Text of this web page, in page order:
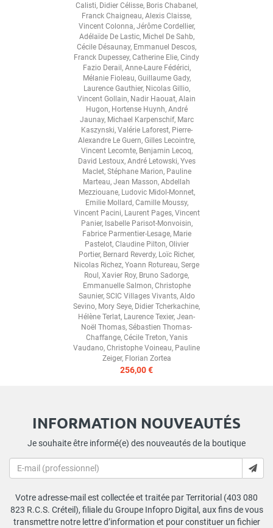
Calisti, Didier Célisse, Boris Chabanel,
Franck Chaigneau, Alexis Claisse,
Vincent Colonna, Jérôme Cordellier,
Adélaïde De Lastic, Michel De Sahb,
Cécile Désaunay, Emmanuel Descos,
Franck Dupessey, Catherine Elie, Cindy
Fazio Derail, Anne-Laure Fédérici,
Mélanie Fioleau, Guillaume Gady,
Laurence Gauthier, Nicolas Gillio,
Vincent Gollain, Nadir Haouat, Alain
Hugon, Hortense Huynh, André
Jaunay, Michael Karpenschif, Marc
Kaszynski, Valérie Laforest, Pierre-
Alexandre Le Guern, Gilles Lecointre,
Vincent Lecomte, Benjamin Lecoq,
David Lestoux, André Letowski, Yves
Maclet, Stéphane Marion, Pauline
Marteau, Jean Masson, Abdellah
Mezziouane, Ludovic Midol-Monnet,
Emilie Mollard, Camille Moussy,
Vincent Pacini, Laurent Pages, Vincent
Panier, Isabelle Parisot-Monvoisin,
Fabrice Parmentier-Lesage, Marie
Pastelot, Claudine Pilton, Olivier
Portier, Bernard Reverdy, Loïc Richer,
Nicolas Richez, Yoann Rotureau, Serge
Roul, Xavier Roy, Bruno Sadorge,
Emmanuelle Salmon, Christophe
Saunier, SCIC Villages Vivants, Aldo
Sevino, Mory Seye, Didier Tcherkachine,
Hélène Terlat, Laurence Texier, Jean-
Noël Thomas, Sébastien Thomas-
Chaffange, Cécile Treton, Yanis
Vaudano, Christophe Voineau, Pauline
Zeiger, Florian Zortea
256,00 €
INFORMATION NOUVEAUTÉS
Je souhaite être informé(e) des nouveautés de la boutique
Votre adresse-mail est collectée et traitée par Territorial (403 080
823 R.C.S. Créteil), filiale du Groupe Infopro Digital, aux fins de vous
transmettre notre lettre d’information et pour constituer un fichier